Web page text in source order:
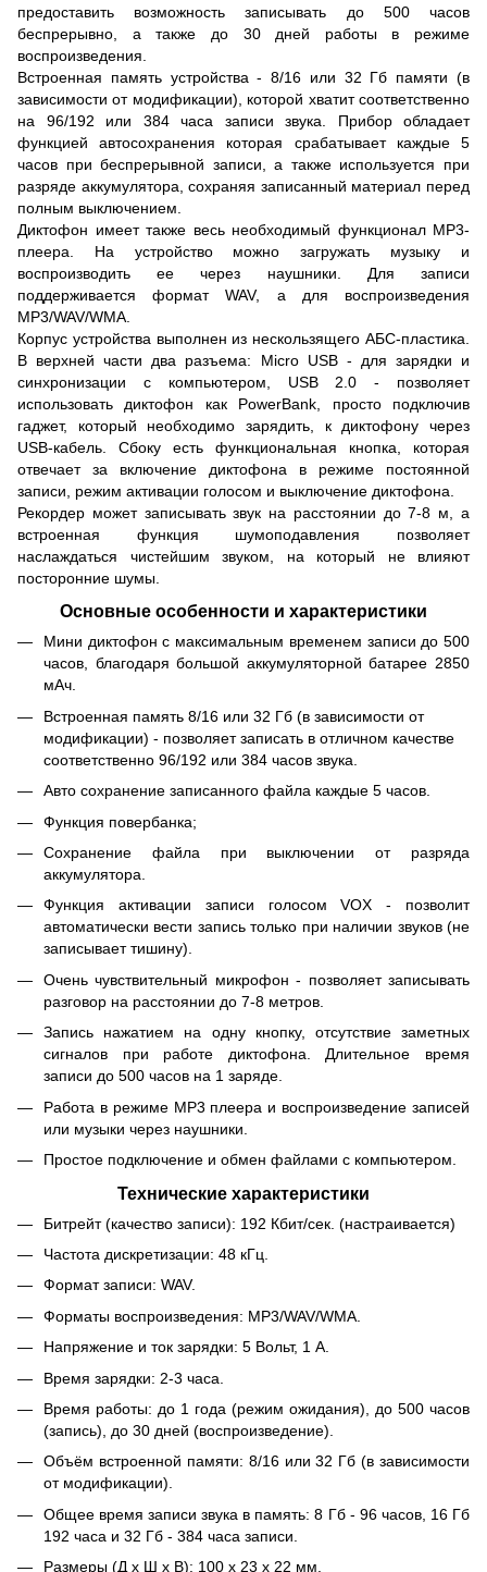
предоставить возможность записывать до 500 часов
беспрерывно, а также до 30 дней работы в режиме
воспроизведения.
Встроенная память устройства - 8/16 или 32 Гб памяти (в
зависимости от модификации), которой хватит соответственно
на 96/192 или 384 часа записи звука. Прибор обладает
функцией автосохранения которая срабатывает каждые 5
часов при беспрерывной записи, а также используется при
разряде аккумулятора, сохраняя записанный материал перед
полным выключением.
Диктофон имеет также весь необходимый функционал MP3-
плеера. На устройство можно загружать музыку и
воспроизводить ее через наушники. Для записи
поддерживается формат WAV, а для воспроизведения
MP3/WAV/WMA.
Корпус устройства выполнен из нескользящего АБС-пластика.
В верхней части два разъема: Micro USB - для зарядки и
синхронизации с компьютером, USB 2.0 - позволяет
использовать диктофон как PowerBank, просто подключив
гаджет, который необходимо зарядить, к диктофону через
USB-кабель. Сбоку есть функциональная кнопка, которая
отвечает за включение диктофона в режиме постоянной
записи, режим активации голосом и выключение диктофона.
Рекордер может записывать звук на расстоянии до 7-8 м, а
встроенная функция шумоподавления позволяет
наслаждаться чистейшим звуком, на который не влияют
посторонние шумы.
Основные особенности и характеристики
Мини диктофон с максимальным временем записи до 500
часов, благодаря большой аккумуляторной батарее 2850
мАч.
Встроенная память 8/16 или 32 Гб (в зависимости от
модификации) - позволяет записать в отличном качестве
соответственно 96/192 или 384 часов звука.
Авто сохранение записанного файла каждые 5 часов.
Функция повербанка;
Сохранение файла при выключении от разряда
аккумулятора.
Функция активации записи голосом VOX - позволит
автоматически вести запись только при наличии звуков (не
записывает тишину).
Очень чувствительный микрофон - позволяет записывать
разговор на расстоянии до 7-8 метров.
Запись нажатием на одну кнопку, отсутствие заметных
сигналов при работе диктофона. Длительное время
записи до 500 часов на 1 заряде.
Работа в режиме МР3 плеера и воспроизведение записей
или музыки через наушники.
Простое подключение и обмен файлами с компьютером.
Технические характеристики
Битрейт (качество записи): 192 Кбит/сек. (настраивается)
Частота дискретизации: 48 кГц.
Формат записи: WAV.
Форматы воспроизведения: MP3/WAV/WMA.
Напряжение и ток зарядки: 5 Вольт, 1 А.
Время зарядки: 2-3 часа.
Время работы: до 1 года (режим ожидания), до 500 часов
(запись), до 30 дней (воспроизведение).
Объём встроенной памяти: 8/16 или 32 Гб (в зависимости
от модификации).
Общее время записи звука в память: 8 Гб - 96 часов, 16 Гб
192 часа и 32 Гб - 384 часа записи.
Размеры (Д х Ш х В): 100 х 23 х 22 мм.